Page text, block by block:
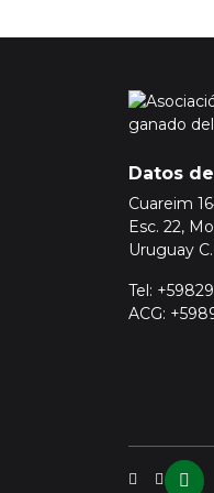
Datos
Cuareim
Esc. 22,
Uruguay
Tel:
ACG: